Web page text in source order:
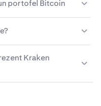
un șir de caractere
sau un
pe blockchain.
portofel Bitcoin
Bitcoin. Pentru
Secret Recovery
și este disponibil pe
Kraken